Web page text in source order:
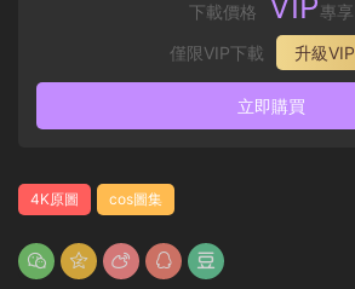
下載價格
專享
僅限VIP下載
升級VIP
立即購買
4K原圖 cos圖集